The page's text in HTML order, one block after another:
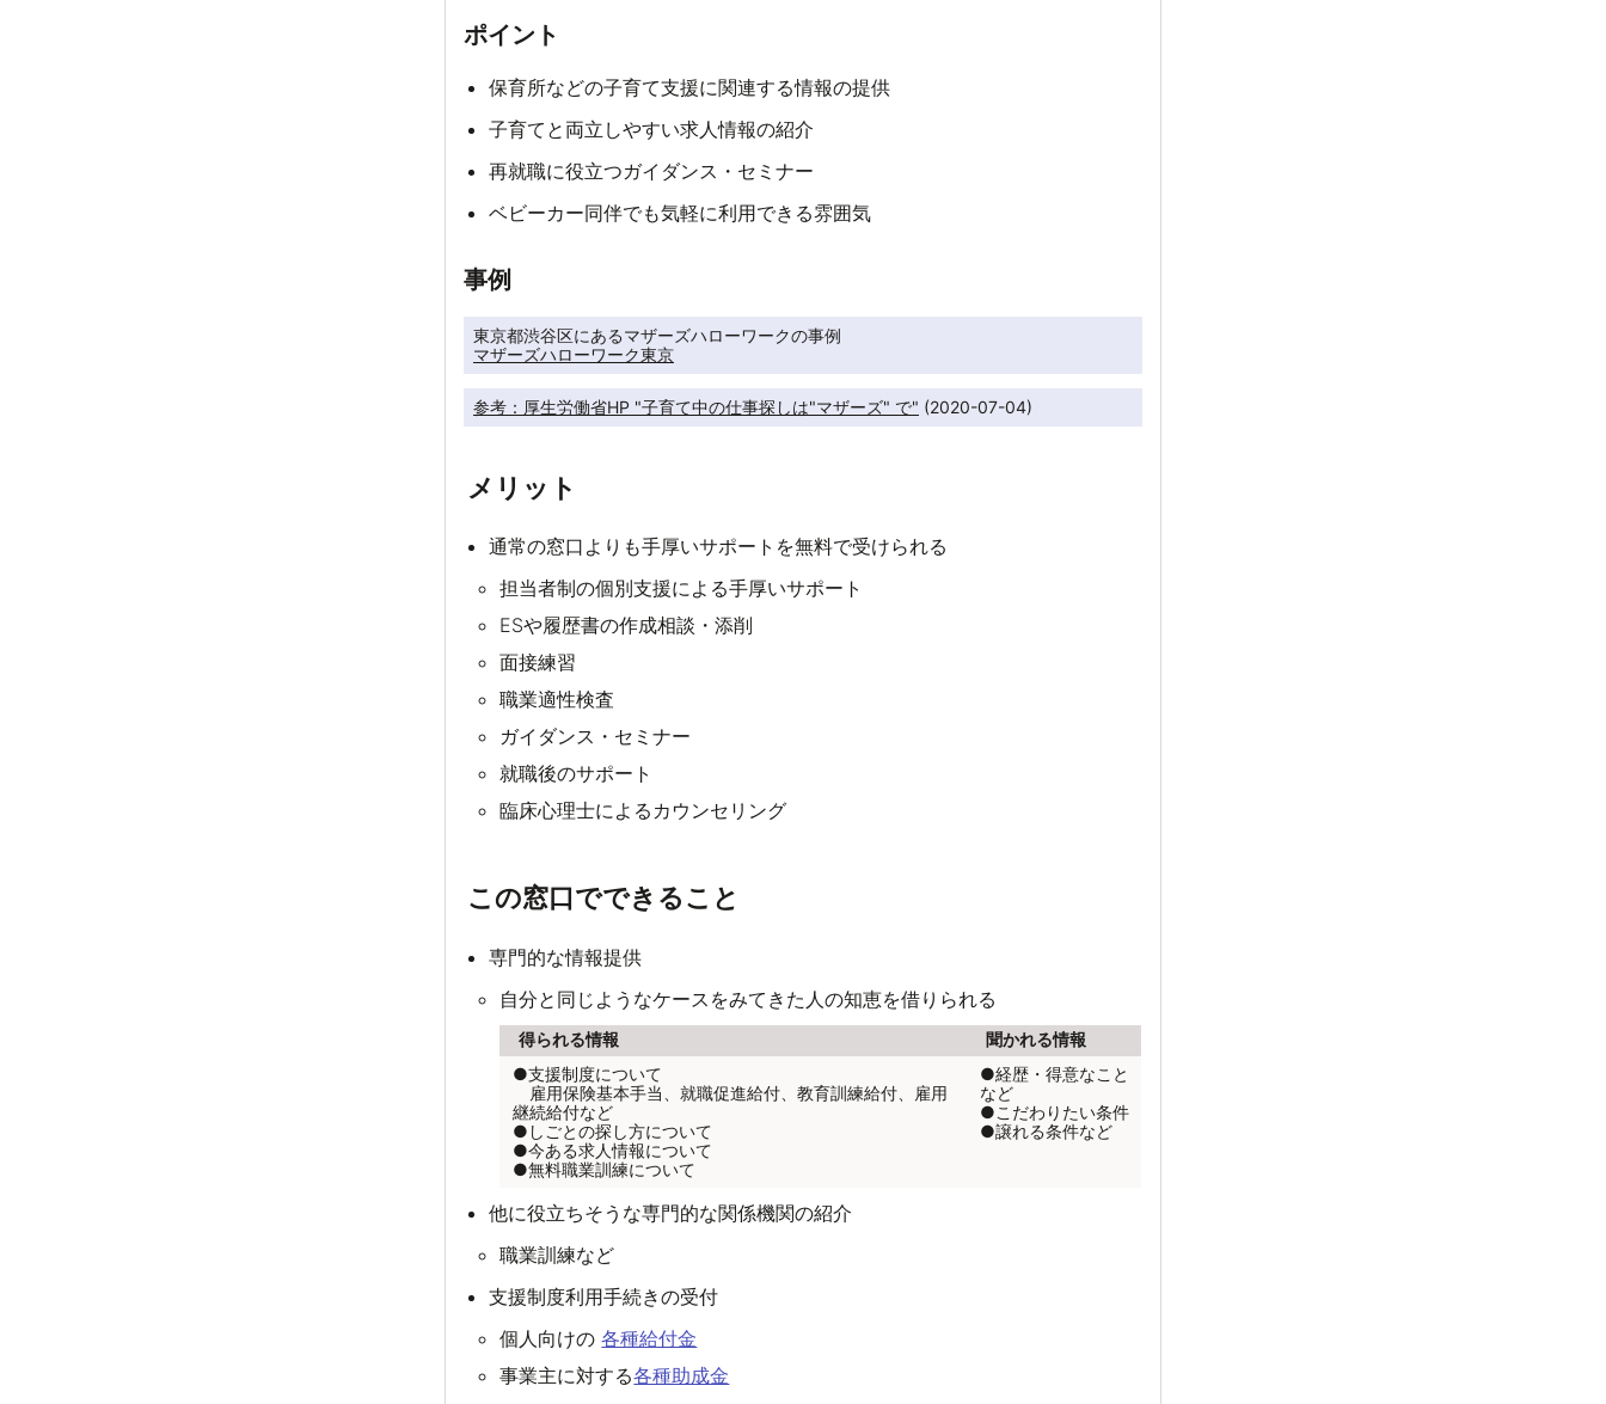
ポイント
保育所などの子育て支援に関連する情報の提供
子育てと両立しやすい求人情報の紹介
再就職に役立つガイダンス・セミナー
ベビーカー同伴でも気軽に利用できる雰囲気
事例
マザーズハローワーク東京
参考：厚生労働省HP "子育て中の仕事探しは"マザーズ" で" (2020-07-04)
メリット
通常の窓口よりも手厚いサポートを無料で受けられる
担当者制の個別支援による手厚いサポート
ESや履歴書の作成相談・添削
面接練習
職業適性検査
ガイダンス・セミナー
就職後のサポート
臨床心理士によるカウンセリング
この窓口でできること
専門的な情報提供
自分と同じようなケースをみてきた人の知恵を借りられる
得られる情報
聞かれる情報
●支援制度について
雇用保険基本手当、就職促進給付、教育訓練給付、雇用
継続給付など
●しごとの探し方について
●今ある求人情報について
●無料職業訓練について
●経歴・得意なこと
など
●こだわりたい条件
●譲れる条件など
他に役立ちそうな専門的な関係機関の紹介
職業訓練など
支援制度利用手続きの受付
個人向けの各種給付金
事業主に対する各種助成金